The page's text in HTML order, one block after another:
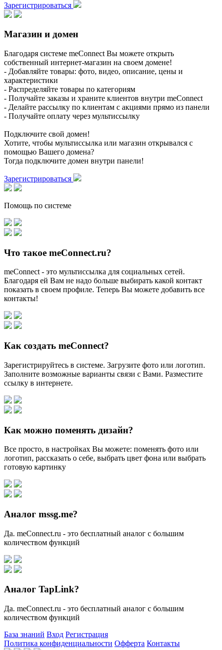
Зарегистрироваться
Магазин и домен
Благодаря системе meConnect Вы можете открыть
собственный интернет-магазин на своем домене!
- Добавляйте товары: фото, видео, описание, цены и
характеристики
- Распределяйте товары по категориям
- Получайте заказы и храните клиентов внутри meConnect
- Делайте рассылку по клиентам с акциями прямо из панели
- Получайте оплату через мультиссылку
Подключите свой домен!
Хотите, чтобы мультиссылка или магазин открывался с
помощью Вашего домена?
Тогда подключите домен внутри панели!
Зарегистрироваться
Помощь по системе
Что такое meConnect.ru?
meConnect - это мультиссылка для социальных сетей.
Благодаря ей Вам не надо больше выбирать какой контакт
показать в своем профиле. Теперь Вы можете добавить все
контакты!
Как создать meConnect?
Зарегистрируйтесь в системе. Загрузите фото или логотип.
Заполните возможные варианты связи с Вами. Разместите
ссылку в интернете.
Как можно поменять дизайн?
Все просто, в настройках Вы можете: поменять фото или
логотип, рассказать о себе, выбрать цвет фона или выбрать
готовую картинку
Аналог mssg.me?
Да. meConnect.ru - это бесплатный аналог с большим
количеством функций
Аналог TapLink?
Да. meConnect.ru - это бесплатный аналог с большим
количеством функций
База знаний Вход Регистрация
Политика конфиденциальности Офферта Контакты